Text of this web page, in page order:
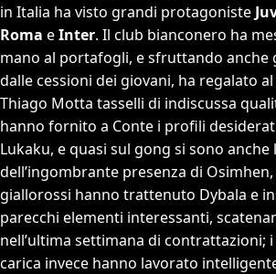
in Italia ha visto grandi protagoniste
Roma eInter. Il club bianconero ha
mano al portafogli, e sfruttando
dalle cessioni dei giovani, ha regalato
Thiago Motta tasselli di indiscussa
hanno fornito a Conte i profili
Lukaku, e quasi sul gong si sono anche
dell’ingombrante presenza di
giallorossi hanno trattenuto Dybala e
parecchi elementi interessanti,
nell’ultima settimana di contrattazioni;
carica invece hanno lavorato